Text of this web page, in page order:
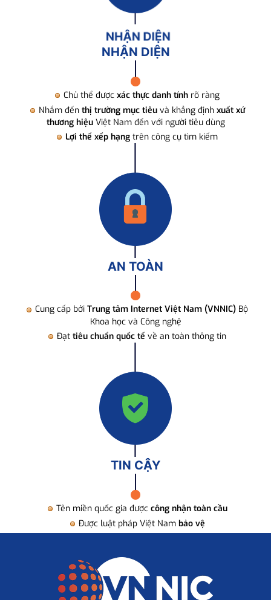
NHẬN DIỆN
Chủ thể được xác thực danh tính rõ ràng
Nhắm đến thị trường mục tiêuvà khẳng định xuất xứ
thương hiệuViệt Nam đến với người tiêu dùng
Lợi thế xếp hạng trên công cụ tìm kiếm
AN TOÀN
Cung cấp bởi Trung tâm Internet Việt Nam (VNNIC) Bộ
Khoa học và Công nghệ
Đạt tiêu chuẩn quốc tế về an toàn thông tin
TIN CẬY
Tên miền quốc gia được công nhận toàn cầu
Được luật pháp Việt Nam bảo vệ